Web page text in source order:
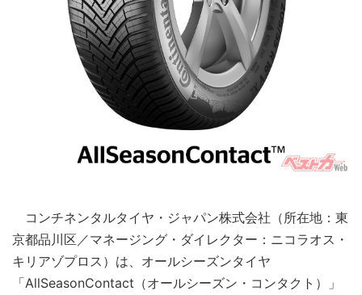
コンチネンタルタイヤ・ジャパン株式会社（所在地：東
京都品川区／マネージング・ダイレクター：ニコラオス・
キリアゾプロス）は、オールシーズンタイヤ
「AllSeasonContact（オールシーズン・コンタクト）」